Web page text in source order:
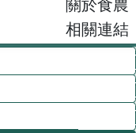
關於食農
相關連結